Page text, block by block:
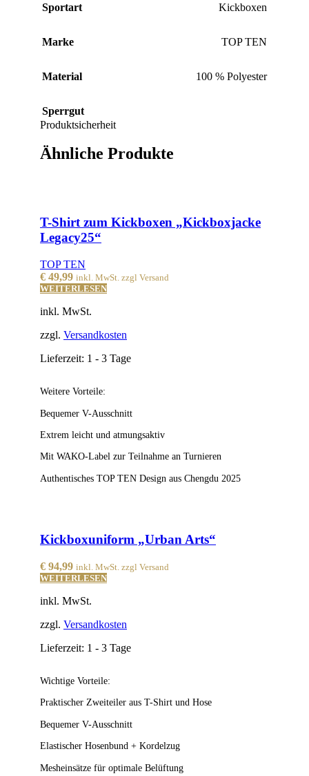
Sportart Kickboxen
Marke TOP TEN
Material 100 % Polyester
Sperrgut
Produktsicherheit
Ähnliche Produkte
T-Shirt zum Kickboxen „Kickboxjacke
Legacy25“
TOP TEN
€ 49,99 inkl. MwSt. zzgl Versand
WEITERLESEN
inkl. MwSt.
zzgl. Versandkosten
Lieferzeit: 1 - 3 Tage
Weitere Vorteile:
Bequemer V-Ausschnitt
Extrem leicht und atmungsaktiv
Mit WAKO-Label zur Teilnahme an Turnieren
Authentisches TOP TEN Design aus Chengdu 2025
Kickboxuniform „Urban Arts“
€ 94,99 inkl. MwSt. zzgl Versand
WEITERLESEN
inkl. MwSt.
zzgl. Versandkosten
Lieferzeit: 1 - 3 Tage
Wichtige Vorteile:
Praktischer Zweiteiler aus T-Shirt und Hose
Bequemer V-Ausschnitt
Elastischer Hosenbund + Kordelzug
Mesheinsätze für optimale Belüftung